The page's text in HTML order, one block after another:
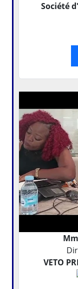
Société
VETO